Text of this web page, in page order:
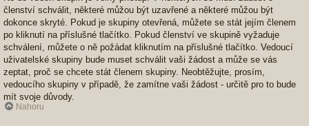
členství schválit, některé můžou být uzavřené a některé můžou být
dokonce skryté. Pokud je skupiny otevřená, můžete se stát jejím členem
po kliknutí na příslušné tlačítko. Pokud členství ve skupině vyžaduje
schválení, můžete o ně požádat kliknutím na příslušné tlačítko. Vedoucí
uživatelské skupiny bude muset schválit vaši žádost a může se vás
zeptat, proč se chcete stát členem skupiny. Neobtěžujte, prosím,
vedoucího skupiny v případě, že zamítne vaši žádost - určitě pro to bude
mít svoje důvody.
Nahoru